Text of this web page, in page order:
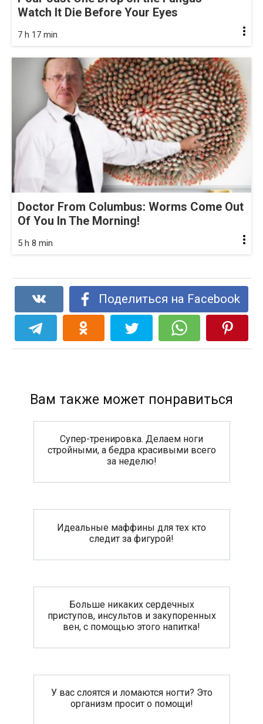
Watch It Die Before Your Eyes
7 h 17 min
Doctor From Columbus: Worms Come Out
Of You In The Morning!
5 h 8 min
Поделиться на Facebook
Вам также может понравиться
Супер-тренировка. Делаем ноги
стройными, а бедра красивыми всего
за неделю!
Идеальные маффины для тех кто
следит за фигурой!
Больше никаких сердечных
приступов, инсультов и закупоренных
вен, с помощью этого напитка!
У вас слоятся и ломаются ногти? Это
организм просит о помощи!